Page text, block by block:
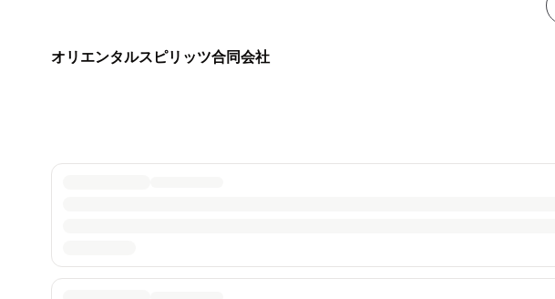
オリエンタルスピリッツ合同会社